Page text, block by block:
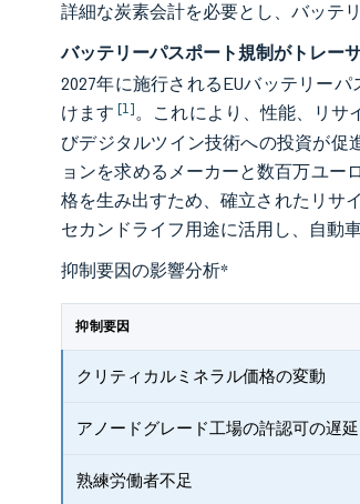
詳細な炭素会計を必要とし、バッテ
バッテリーパスポート規制がトレー
2027年に施行されるEUバッテリー
けます[1]。これにより、性能、リサ
びデジタルツイン技術への投資が促
ョンを求めるメーカーと数百万ユー
格を生み出すため、確立されたリサ
セカンドライフ用途に活用し、自動
抑制要因の影響分析*
抑制要因
クリティカルミネラル価格の変動
アノードグレード工場の許認可の遅延
熟練労働者不足